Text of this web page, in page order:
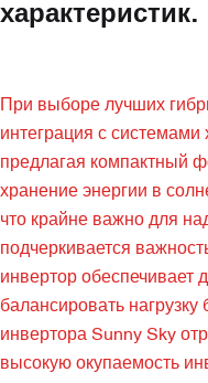
характеристик.
При выборе лучших
интеграция с
предлагая компактный
хранение энергии в
что крайне важно для
подчеркивается
инвертор обеспечивает
балансировать
инвертора Sunny Sky
высокую окупаемость